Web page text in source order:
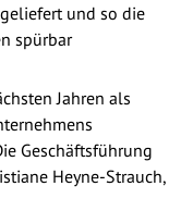
und so die
spürbar
Jahren als
Geschäftsführung
Heyne-Strauch,